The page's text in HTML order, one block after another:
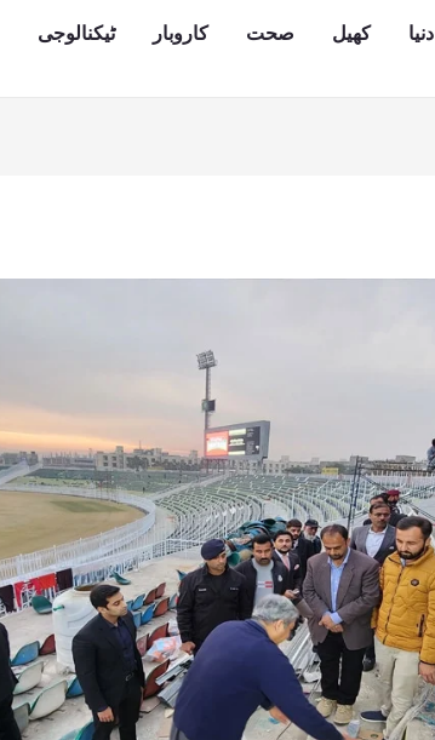
دنیا کھیل صحت کاروبار ٹیکنالوجی